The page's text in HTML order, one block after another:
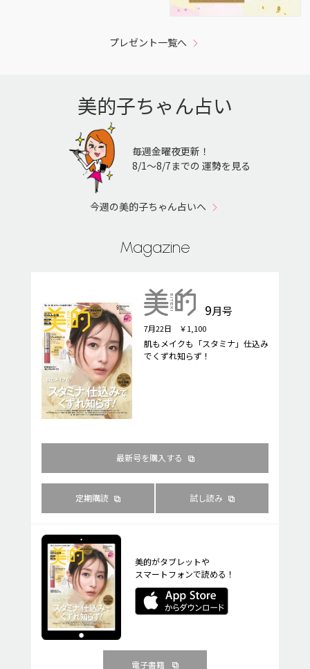
プレゼント一覧へ
美的子ちゃん占い
毎週金曜夜更新！
8/1〜8/7までの 運勢を見る
今週の美的子ちゃん占いへ
Magazine
9月号
7月22日 ￥1,100
肌もメイクも「スタミナ」仕込み
でくずれ知らず！
最新号を購入する
定期購読 試し読み
美的がタブレットや
スマートフォンで読める！
電子書籍